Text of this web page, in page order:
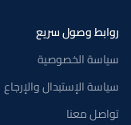
روابط وصول سريع
سياسة الخصوصية
سياسة الإستبدال والإرجاع
تواصل معنا